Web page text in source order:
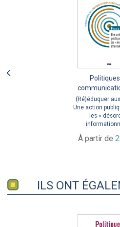
(Ré)éduquer
Une action
les «
À partir de
ILS ONT